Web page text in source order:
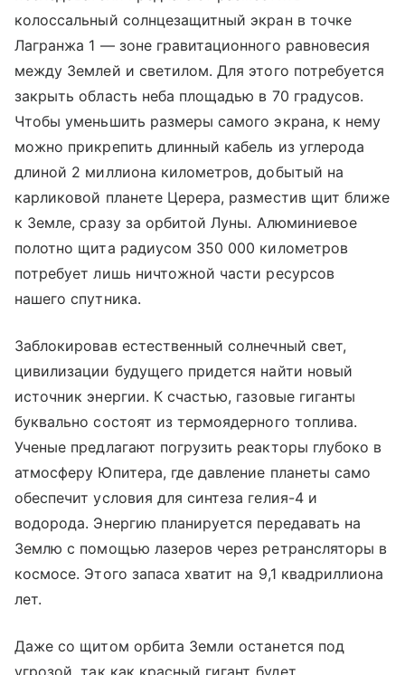
колоссальный солнцезащитный экран в точке
Лагранжа 1 — зоне гравитационного равновесия
между Землей и светилом. Для этого потребуется
закрыть область неба площадью в 70 градусов.
Чтобы уменьшить размеры самого экрана, к нему
можно прикрепить длинный кабель из углерода
длиной 2 миллиона километров, добытый на
карликовой планете Церера, разместив щит ближе
к Земле, сразу за орбитой Луны. Алюминиевое
полотно щита радиусом 350 000 километров
потребует лишь ничтожной части ресурсов
нашего спутника.
Заблокировав естественный солнечный свет,
цивилизации будущего придется найти новый
источник энергии. К счастью, газовые гиганты
буквально состоят из термоядерного топлива.
Ученые предлагают погрузить реакторы глубоко в
атмосферу Юпитера, где давление планеты само
обеспечит условия для синтеза гелия-4 и
водорода. Энергию планируется передавать на
Землю с помощью лазеров через ретрансляторы в
космосе. Этого запаса хватит на 9,1 квадриллиона
лет.
Даже со щитом орбита Земли останется под